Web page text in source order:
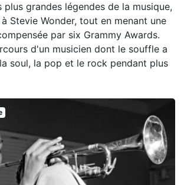
plus grandes légendes de la musique,
Stevie Wonder, tout en menant une
par six Grammy Awards.
d'un musicien dont le souffle a
soul, la pop et le rock pendant plus